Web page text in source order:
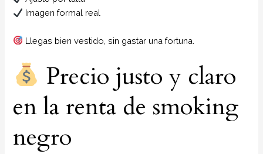
Imagen formal real
Llegas bien vestido, sin gastar una fortuna.
Precio justo y claro
en la renta de smoking
negro